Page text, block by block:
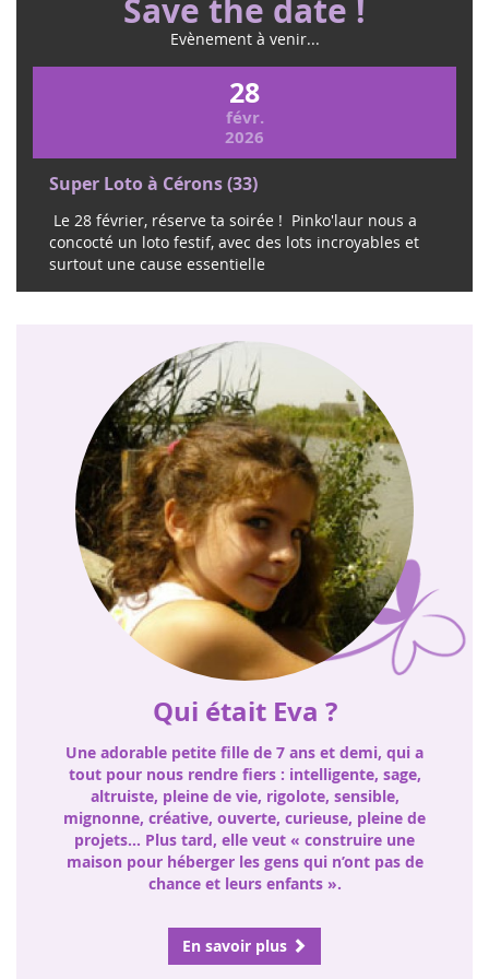
Save the date !
Evènement à venir...
28
févr.
2026
Super Loto à Cérons (33)
Le 28 février, réserve ta soirée ! Pinko'laur nous a
concocté un loto festif, avec des lots incroyables et
surtout une cause essentielle
Qui était Eva ?
Une adorable petite fille de 7 ans et demi, qui a
tout pour nous rendre fiers : intelligente, sage,
altruiste, pleine de vie, rigolote, sensible,
mignonne, créative, ouverte, curieuse, pleine de
projets… Plus tard, elle veut « construire une
maison pour héberger les gens qui n’ont pas de
En savoir plus